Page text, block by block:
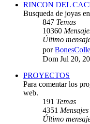
RINCON DEL
Busqueda de joyas
847 Temas
10360
Último
por
Dom Jul 20,
PROYECTOS
Para comentar los
web.
191 Temas
4351 Mensajes
Último